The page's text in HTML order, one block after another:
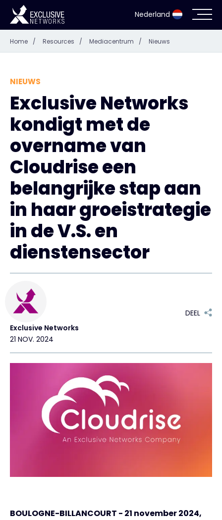
Nederland
Cyberbeveiliging
Ecosysteem
Resources
Bedrijf
Partner Portal
Exclusive Access Inloggen
Exclusive Access - Meer informatie
Neem contact op met
Home / Resources / Mediacentrum / Nieuws
NIEUWS
Exclusive Networks
kondigt met de
overname van
Cloudrise een
belangrijke stap aan
in haar groeistrategie
in de V.S. en
dienstensector
Exclusive Networks
21 NOV. 2024
DEEL
BOULOGNE-BILLANCOURT - 21 november 2024,